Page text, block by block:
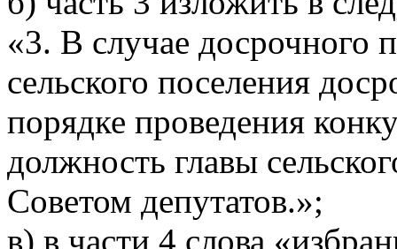
«3. В случае досрочного
сельского поселения
порядке проведения
должность главы
Советом депутатов.»;
в) в части 4 слова